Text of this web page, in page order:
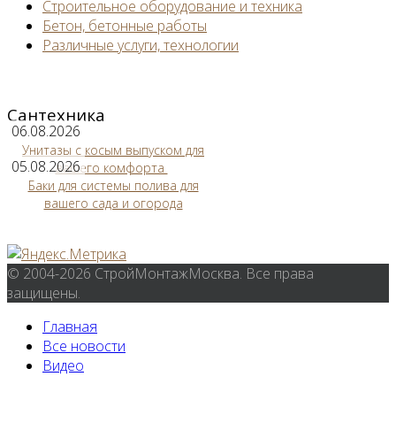
Строительное оборудование и техника
Бетон, бетонные работы
Различные услуги, технологии
Сантехника
06.08.2026
Унитазы с косым выпуском для
вашего комфорта
05.08.2026
Баки для системы полива для
вашего сада и огорода
© 2004-2026 СтройМонтажМосква. Все права
защищены.
Главная
Все новости
Видео